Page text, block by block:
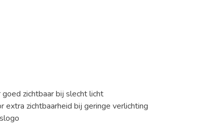
zichtbaar bij slecht licht
zichtbaarheid bij geringe verlichting